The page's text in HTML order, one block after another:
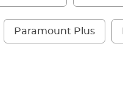
Paramount Plus